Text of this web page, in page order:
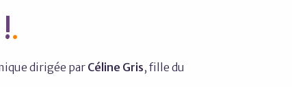
dirigée parCéline Gris, fille du